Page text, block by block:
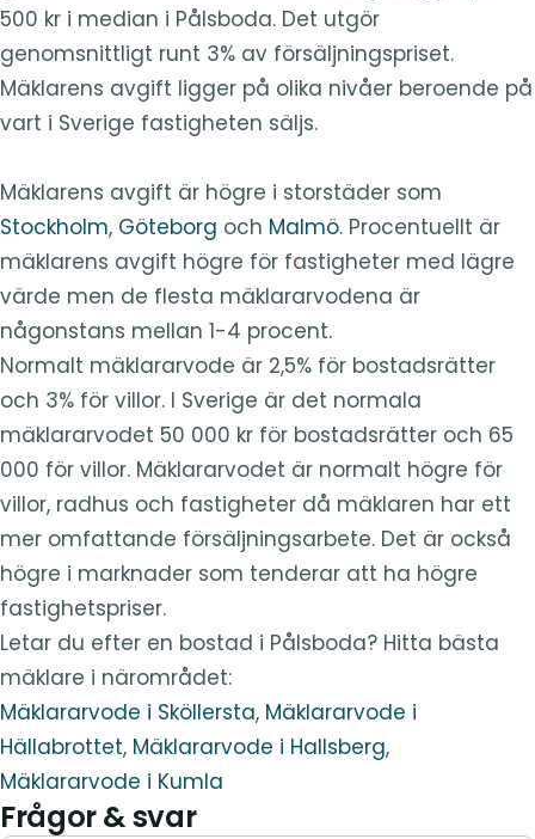
500 kr i median i Pålsboda. Det utgör
genomsnittligt runt 3% av försäljningspriset.
Mäklarens avgift ligger på olika nivåer beroende på
vart i Sverige fastigheten säljs.
Mäklarens avgift är högre i storstäder som
Stockholm, Göteborg och Malmö. Procentuellt är
mäklarens avgift högre för fastigheter med lägre
värde men de flesta mäklararvodena är
någonstans mellan 1-4 procent.
Normalt mäklararvode är 2,5% för bostadsrätter
och 3% för villor. I Sverige är det normala
mäklararvodet 50 000 kr för bostadsrätter och 65
000 för villor. Mäklararvodet är normalt högre för
villor, radhus och fastigheter då mäklaren har ett
mer omfattande försäljningsarbete. Det är också
högre i marknader som tenderar att ha högre
fastighetspriser.
Letar du efter en bostad i Pålsboda? Hitta bästa
mäklare i närområdet:
Mäklararvode i Sköllersta, Mäklararvode i
Hällabrottet, Mäklararvode i Hallsberg,
Mäklararvode i Kumla
Frågor & svar